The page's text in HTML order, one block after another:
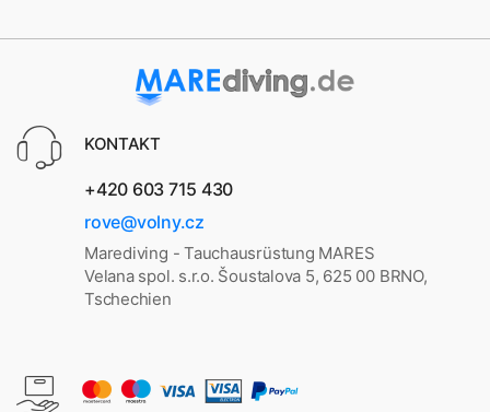
KONTAKT
+420 603 715 430
rove@volny.cz
Marediving - Tauchausrüstung MARES
Velana spol. s.r.o. Šoustalova 5, 625 00 BRNO,
Tschechien